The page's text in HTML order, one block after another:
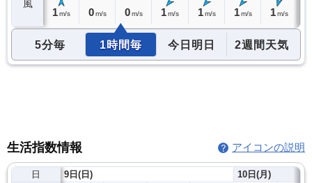
風
1 m/s 0 m/s 0 m/s 1m/s 1 m/s 1 m/s 1 m/s
5分毎 1時間毎 今日明日 2週間天気
生活指数情報 アイコンの説明
日
9日(日) 10日(月)